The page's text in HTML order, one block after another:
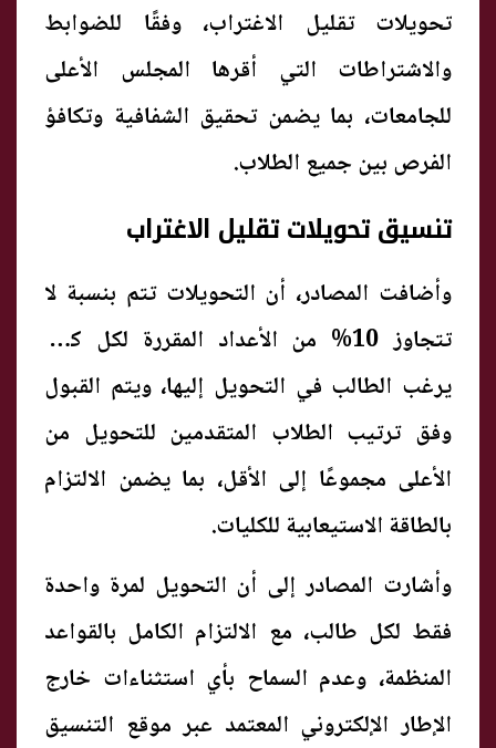
تحويلات تقليل الاغتراب، وفقًا للضوابط
والاشتراطات التي أقرها المجلس الأعلى
للجامعات، بما يضمن تحقيق الشفافية وتكافؤ
الفرص بين جميع الطلاب.
تنسيق تحويلات تقليل الاغتراب
وأضافت المصادر، أن التحويلات تتم بنسبة لا
تتجاوز 10% من الأعداد المقررة لكل كلية
يرغب الطالب في التحويل إليها، ويتم القبول
وفق ترتيب الطلاب المتقدمين للتحويل من
الأعلى مجموعًا إلى الأقل، بما يضمن الالتزام
بالطاقة الاستيعابية للكليات.
وأشارت المصادر إلى أن التحويل لمرة واحدة
فقط لكل طالب، مع الالتزام الكامل بالقواعد
المنظمة، وعدم السماح بأي استثناءات خارج
الإطار الإلكتروني المعتمد عبر موقع التنسيق